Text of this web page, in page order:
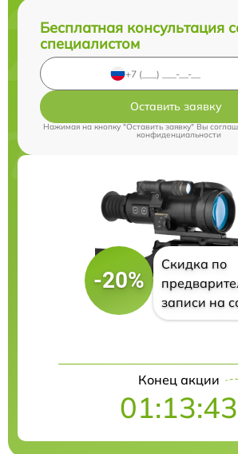
Бесплатная консультация
специалистом
Оставить заявку
Нажимая на кнопку "Оставить заявку" Вы
конфиденциальности
-20%
Скидка по
записи на
Конец акции
01:13:42